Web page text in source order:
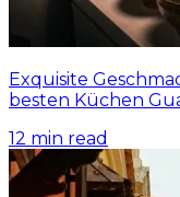
Exquisite
besten Küchen
12 min read